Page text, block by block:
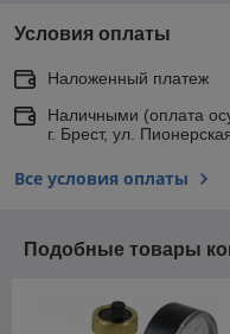
Условия оплаты
Наложенный платеж
Наличными (оплата
г. Брест, ул.
Все условия оплаты
Подобные товары